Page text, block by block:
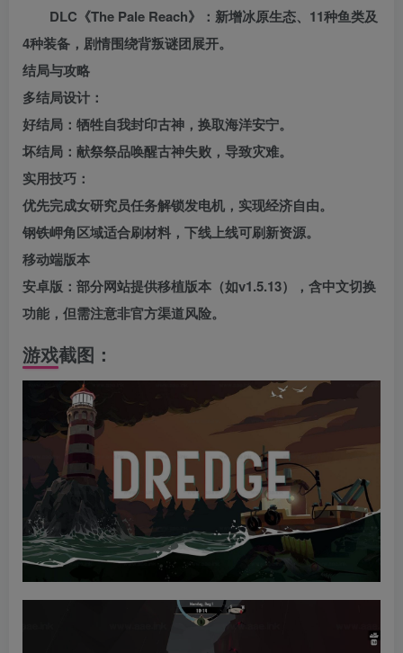
DLC《The Pale Reach》‌：新增冰原生态、11种鱼类及
4种装备，剧情围绕背叛谜团展开‌。
结局与攻略‌
多结局设计‌：
好结局‌：牺牲自我封印古神，换取海洋安宁‌。
坏结局‌：献祭祭品唤醒古神失败，导致灾难‌。
实用技巧‌：
优先完成女研究员任务解锁发电机，实现经济自由‌。
钢铁岬角区域适合刷材料，下线上线可刷新资源‌。
移动端版本‌
安卓版‌：部分网站提供移植版本（如v1.5.13），含中文切换
功能，但需注意非官方渠道风险‌。
游戏截图：